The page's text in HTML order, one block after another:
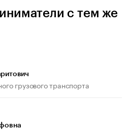
с тем же
грузового транспорта